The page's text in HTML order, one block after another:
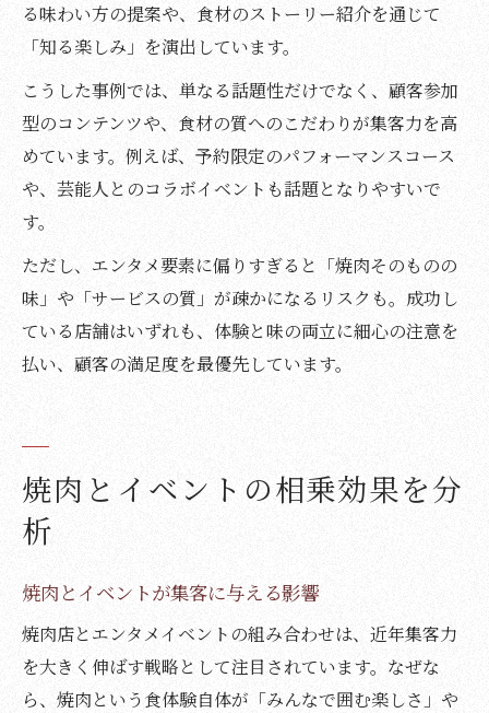
る味わい方の提案や、食材のストーリー紹介を通じて
「知る楽しみ」を演出しています。
こうした事例では、単なる話題性だけでなく、顧客参加
型のコンテンツや、食材の質へのこだわりが集客力を高
めています。例えば、予約限定のパフォーマンスコース
や、芸能人とのコラボイベントも話題となりやすいで
す。
ただし、エンタメ要素に偏りすぎると「焼肉そのものの
味」や「サービスの質」が疎かになるリスクも。成功し
ている店舗はいずれも、体験と味の両立に細心の注意を
払い、顧客の満足度を最優先しています。
焼肉とイベントの相乗効果を分
析
焼肉とイベントが集客に与える影響
焼肉店とエンタメイベントの組み合わせは、近年集客力
を大きく伸ばす戦略として注目されています。なぜな
ら、焼肉という食体験自体が「みんなで囲む楽しさ」や